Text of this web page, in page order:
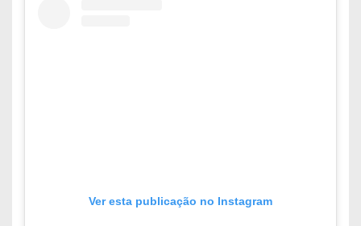
Ver esta publicação no Instagram